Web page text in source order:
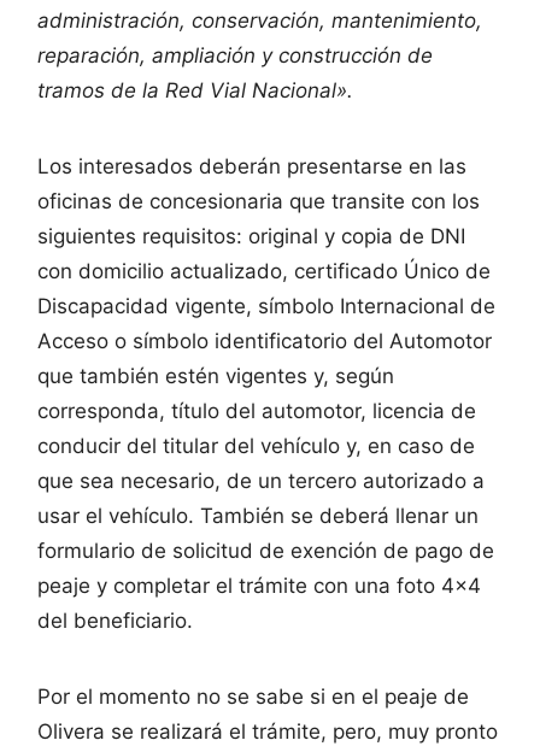
administración, conservación, mantenimiento,
reparación, ampliación y construcción de
tramos de la Red Vial Nacional».
Los interesados deberán presentarse en las
oficinas de concesionaria que transite con los
siguientes requisitos: original y copia de DNI
con domicilio actualizado, certificado Único de
Discapacidad vigente, símbolo Internacional de
Acceso o símbolo identificatorio del Automotor
que también estén vigentes y, según
corresponda, título del automotor, licencia de
conducir del titular del vehículo y, en caso de
que sea necesario, de un tercero autorizado a
usar el vehículo. También se deberá llenar un
formulario de solicitud de exención de pago de
peaje y completar el trámite con una foto 4×4
del beneficiario.
Por el momento no se sabe si en el peaje de
Olivera se realizará el trámite, pero, muy pronto